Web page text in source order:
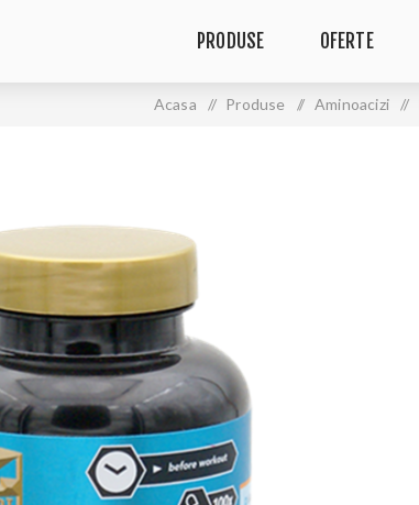
PRODUSE OFERTE
Acasa / Produse / Aminoacizi /